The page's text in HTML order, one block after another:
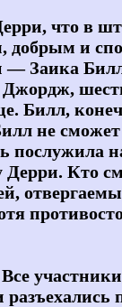
что в
и
Заика Билл
Билл,
не
послужила
Дерри. Кто
Все